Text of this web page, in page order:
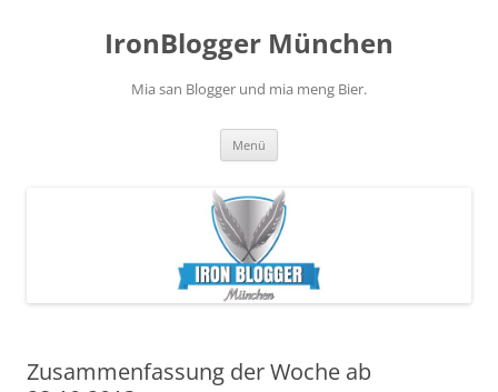
IronBlogger München
Mia san Blogger und mia meng Bier.
Menü
Zusammenfassung der Woche ab